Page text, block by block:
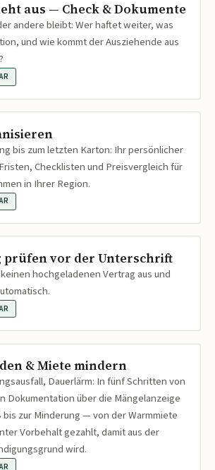
aus — Check & Dokumente
andere bleibt: Wer haftet weiter, was
und wie kommt der Ausziehende aus
bis zum letzten Karton: Ihr persönlicher
Checklisten und Preisvergleich für
in Ihrer Region.
vor der Unterschrift
hochgeladenen Vertrag aus und
& Miete mindern
Dauerlärm: In fünf Schritten von
Dokumentation über die Mängelanzeige
bis zur Minderung — von der Warmmiete
Vorbehalt gezahlt, damit aus der
wird.